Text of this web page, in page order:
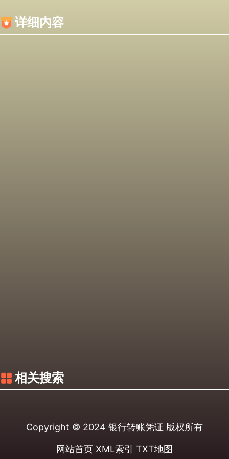
详细内容
相关搜索
Copyright © 2024 银行转账凭证 版权所有
网站首页 XML索引 TXT地图